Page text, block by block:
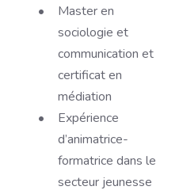
Master en
sociologie et
communication et
certificat en
médiation
Expérience
d’animatrice-
formatrice dans le
secteur jeunesse